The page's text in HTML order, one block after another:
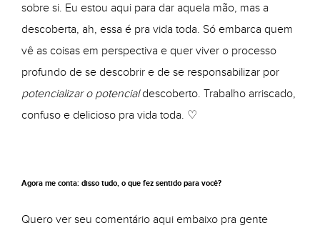
sobre si. Eu estou aqui para dar aquela mão, mas a
descoberta, ah, essa é pra vida toda. Só embarca quem
vê as coisas em perspectiva e quer viver o processo
profundo de se descobrir e de se responsabilizar por
potencializar o potencialdescoberto. Trabalho arriscado,
confuso e delicioso pra vida toda. ♡
Agora me conta: disso tudo, o que fez sentido para você?
Quero ver seu comentário aqui embaixo pra gente